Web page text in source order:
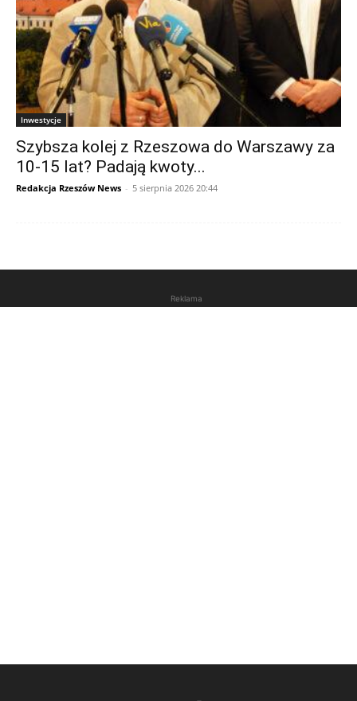
Inwestycje
Szybsza kolej z Rzeszowa do Warszawy za
10-15 lat? Padają kwoty...
Redakcja Rzeszów News - 5 sierpnia 2026 20:44
Reklama